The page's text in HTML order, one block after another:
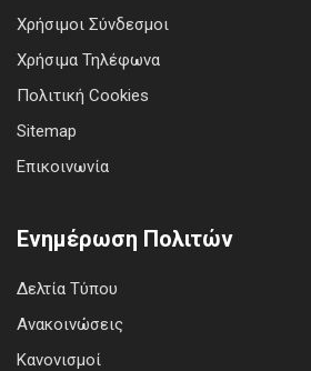
Χρήσιμοι Σύνδεσμοι
Χρήσιμα Τηλέφωνα
Πολιτική Cookies
Sitemap
Επικοινωνία
Ενημέρωση Πολιτών
Δελτία Τύπου
Ανακοινώσεις
Κανονισμοί